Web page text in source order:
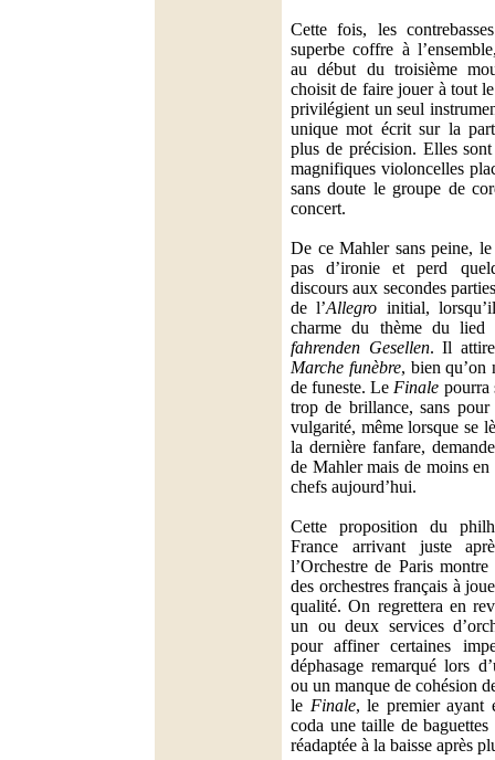
Cette fois, les
superbe coffre à
au début du troisième
choisit de faire jouer à tout
privilégient un seul
unique mot écrit sur la
plus de précision. Elles
magnifiques violoncelles
sans doute le groupe de
concert.
De ce Mahler sans peine,
pas d’ironie et perd
discours aux secondes
de l’Allegro initial,
charme du thème du
fahrenden Gesellen. Il
Marche funèbre, bien qu’on
de funeste. Le Finale pourra
trop de brillance, sans
vulgarité, même lorsque se
la dernière fanfare,
de Mahler mais de moins en
chefs aujourd’hui.
Cette proposition du
France arrivant juste
l’Orchestre de Paris
des orchestres français à
qualité. On regrettera en
un ou deux services
pour affiner certaines
déphasage remarqué lors
ou un manque de cohésion
le Finale, le premier ayant
coda une taille de
réadaptée à la baisse après